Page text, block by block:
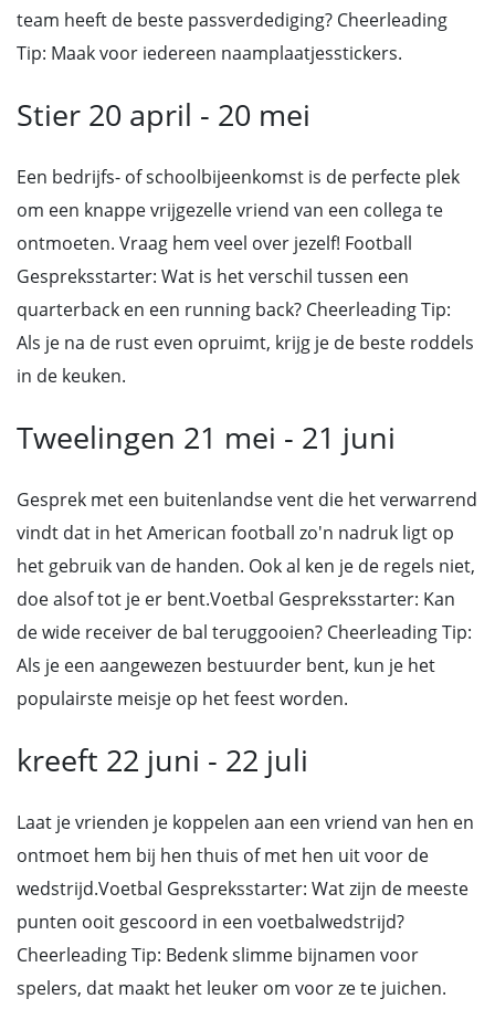
team heeft de beste passverdediging? Cheerleading
Tip: Maak voor iedereen naamplaatjesstickers.
Stier 20 april - 20 mei
Een bedrijfs- of schoolbijeenkomst is de perfecte plek
om een knappe vrijgezelle vriend van een collega te
ontmoeten. Vraag hem veel over jezelf! Football
Gespreksstarter: Wat is het verschil tussen een
quarterback en een running back? Cheerleading Tip:
Als je na de rust even opruimt, krijg je de beste roddels
in de keuken.
Tweelingen 21 mei - 21 juni
Gesprek met een buitenlandse vent die het verwarrend
vindt dat in het American football zo'n nadruk ligt op
het gebruik van de handen. Ook al ken je de regels niet,
doe alsof tot je er bent.Voetbal Gespreksstarter: Kan
de wide receiver de bal teruggooien? Cheerleading Tip:
Als je een aangewezen bestuurder bent, kun je het
populairste meisje op het feest worden.
kreeft 22 juni - 22 juli
Laat je vrienden je koppelen aan een vriend van hen en
ontmoet hem bij hen thuis of met hen uit voor de
wedstrijd.Voetbal Gespreksstarter: Wat zijn de meeste
punten ooit gescoord in een voetbalwedstrijd?
Cheerleading Tip: Bedenk slimme bijnamen voor
spelers, dat maakt het leuker om voor ze te juichen.